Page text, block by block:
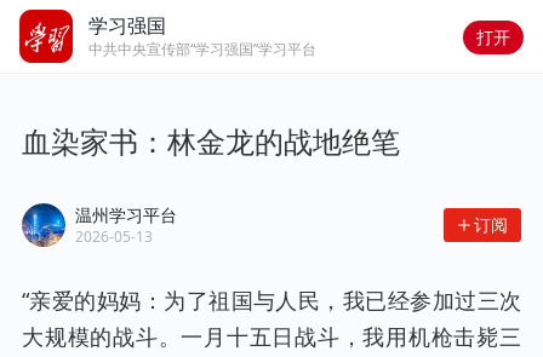
学习强国
中共中央宣传部“学习强国”学习平台
打开
血染家书：林金龙的战地绝笔
温州学习平台
2026-05-13
订阅
“亲爱的妈妈：为了祖国与人民，我已经参加过三次
大规模的战斗。一月十五日战斗，我用机枪击毙三